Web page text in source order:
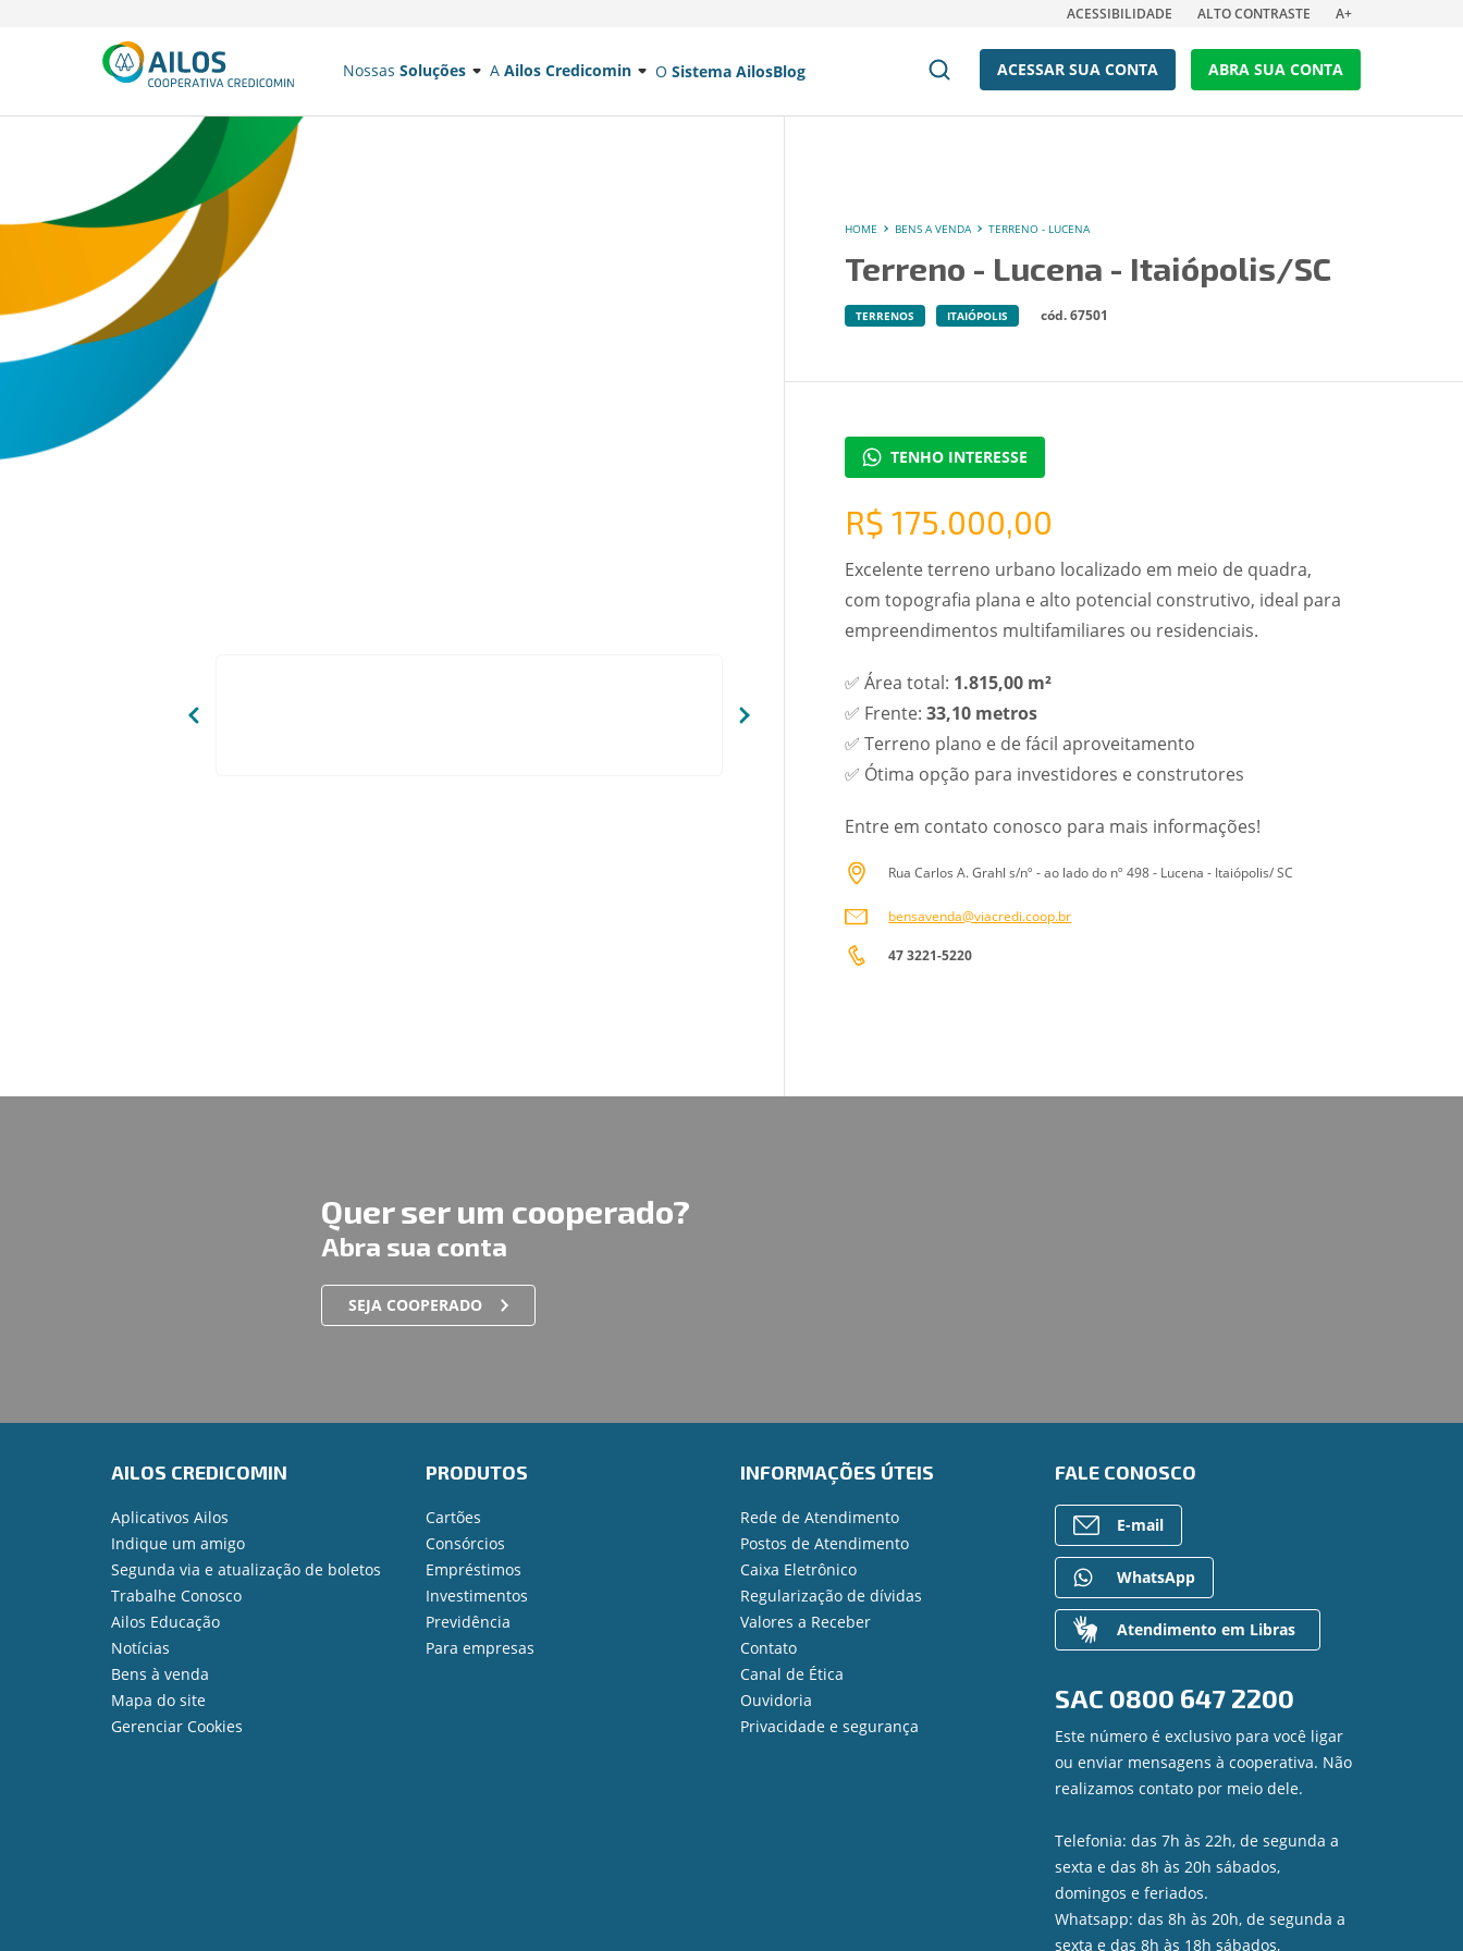
ACESSIBILIDADE ALTO CONTRASTE A+
Nossas Soluções A Ailos Credicomin O Sistema AilosBlog ACESSAR SUA CONTA ABRA SUA CONTA
HOME BENS A VENDA TERRENO - LUCENA
Terreno - Lucena - Itaiópolis/SC
TERRENOS ITAIÓPOLIS cód. 67501
TENHO INTERESSE
R$ 175.000,00
Excelente terreno urbano localizado em meio de quadra,
com topografia plana e alto potencial construtivo, ideal para
empreendimentos multifamiliares ou residenciais.
✅ Área total: 1.815,00 m²
✅ Frente:33,10 metros
✅ Terreno plano e de fácil aproveitamento
✅ Ótima opção para investidores e construtores
Entre em contato conosco para mais informações!
Rua Carlos A. Grahl s/nº - ao lado do nº 498 - Lucena - Itaiópolis/ SC
bensavenda@viacredi.coop.br
47 3221-5220
Quer ser um cooperado?
Abra sua conta
SEJA COOPERADO
AILOS CREDICOMIN
Aplicativos Ailos
Indique um amigo
Segunda via e atualização de boletos
Trabalhe Conosco
Ailos Educação
Notícias
Bens à venda
Mapa do site
Gerenciar Cookies
PRODUTOS
Cartões
Consórcios
Empréstimos
Investimentos
Previdência
Para empresas
INFORMAÇÕES ÚTEIS
Rede de Atendimento
Postos de Atendimento
Caixa Eletrônico
Regularização de dívidas
Valores a Receber
Contato
Canal de Ética
Ouvidoria
Privacidade e segurança
FALE CONOSCO
E-mail
WhatsApp
Atendimento em Libras
SAC 0800 647 2200
Este número é exclusivo para você ligar
ou enviar mensagens à cooperativa. Não
realizamos contato por meio dele.
Telefonia: das 7h às 22h, de segunda a
sexta e das 8h às 20h sábados,
domingos e feriados.
Whatsapp: das 8h às 20h, de segunda a
sexta e das 8h às 18h sábados,